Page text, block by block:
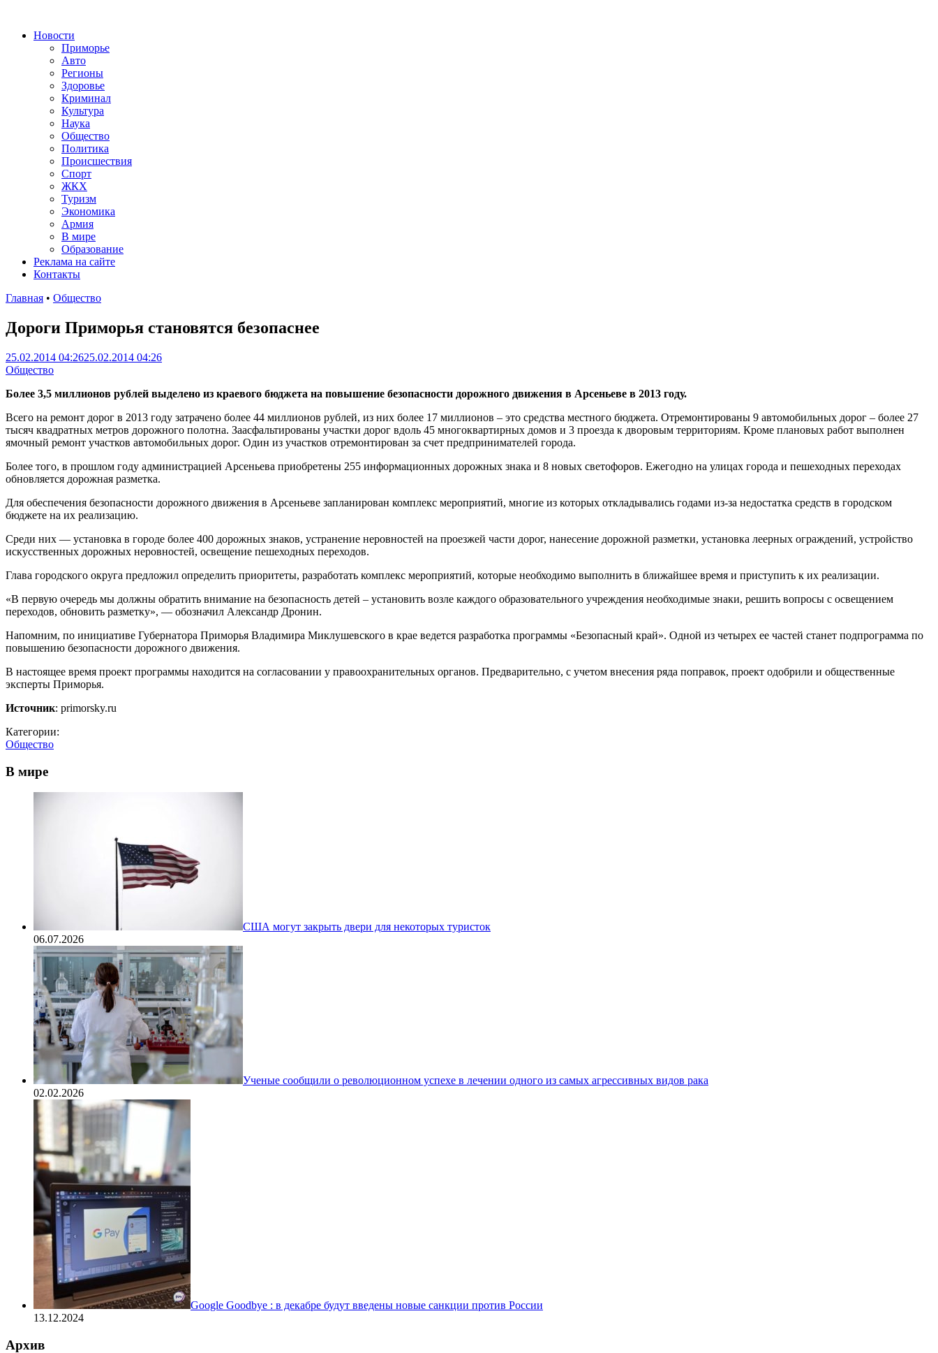
Новости
Приморье
Авто
Регионы
Здоровье
Криминал
Культура
Наука
Общество
Политика
Происшествия
Спорт
ЖКХ
Туризм
Экономика
Армия
В мире
Образование
Реклама на сайте
Контакты
Главная • Общество
Дороги Приморья становятся безопаснее
25.02.2014 04:2625.02.2014 04:26
Общество
Более 3,5 миллионов рублей выделено из краевого бюджета на повышение безопасности дорожного движения в Арсеньеве в 2013 году.
Всего на ремонт дорог в 2013 году затрачено более 44 миллионов рублей, из них более 17 миллионов – это средства местного бюджета. Отремонтированы 9 автомобильных дорог – более 27
тысяч квадратных метров дорожного полотна. Заасфальтированы участки дорог вдоль 45 многоквартирных домов и 3 проезда к дворовым территориям. Кроме плановых работ выполнен
ямочный ремонт участков автомобильных дорог. Один из участков отремонтирован за счет предпринимателей города.
Более того, в прошлом году администрацией Арсеньева приобретены 255 информационных дорожных знака и 8 новых светофоров. Ежегодно на улицах города и пешеходных переходах
обновляется дорожная разметка.
Для обеспечения безопасности дорожного движения в Арсеньеве запланирован комплекс мероприятий, многие из которых откладывались годами из-за недостатка средств в городском
бюджете на их реализацию.
Среди них — установка в городе более 400 дорожных знаков, устранение неровностей на проезжей части дорог, нанесение дорожной разметки, установка леерных ограждений, устройство
искусственных дорожных неровностей, освещение пешеходных переходов.
Глава городского округа предложил определить приоритеты, разработать комплекс мероприятий, которые необходимо выполнить в ближайшее время и приступить к их реализации.
«В первую очередь мы должны обратить внимание на безопасность детей – установить возле каждого образовательного учреждения необходимые знаки, решить вопросы с освещением
переходов, обновить разметку», — обозначил Александр Дронин.
Напомним, по инициативе Губернатора Приморья Владимира Миклушевского в крае ведется разработка программы «Безопасный край». Одной из четырех ее частей станет подпрограмма по
повышению безопасности дорожного движения.
В настоящее время проект программы находится на согласовании у правоохранительных органов. Предварительно, с учетом внесения ряда поправок, проект одобрили и общественные
эксперты Приморья.
Источник: primorsky.ru
Категории:
Общество
В мире
США могут закрыть двери для некоторых туристок
06.07.2026
Ученые сообщили о революционном успехе в лечении одного из самых агрессивных видов рака
02.02.2026
Google Goodbye : в декабре будут введены новые санкции против России
13.12.2024
Архив